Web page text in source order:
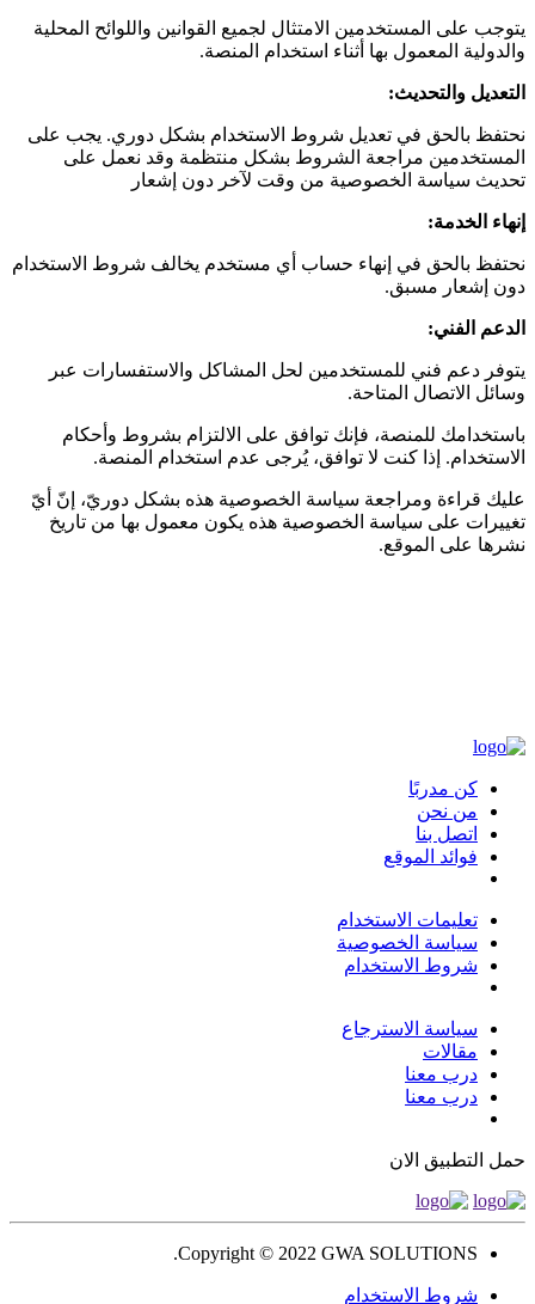
يتوجب على المستخدمين الامتثال لجميع القوانين واللوائح المحلية
والدولية المعمول بها أثناء استخدام المنصة.
التعديل والتحديث:
نحتفظ بالحق في تعديل شروط الاستخدام بشكل دوري. يجب على
المستخدمين مراجعة الشروط بشكل منتظمة وقد نعمل على
تحديث سياسة الخصوصية من وقت لآخر دون إشعار
إنهاء الخدمة:
نحتفظ بالحق في إنهاء حساب أي مستخدم يخالف شروط الاستخدام
دون إشعار مسبق.
الدعم الفني:
يتوفر دعم فني للمستخدمين لحل المشاكل والاستفسارات عبر
وسائل الاتصال المتاحة.
باستخدامك للمنصة، فإنك توافق على الالتزام بشروط وأحكام
الاستخدام. إذا كنت لا توافق، يُرجى عدم استخدام المنصة.
عليك قراءة ومراجعة سياسة الخصوصية هذه بشكل دوريّ، إنّ أيّ
تغييرات على سياسة الخصوصية هذه يكون معمول بها من تاريخ
نشرها على الموقع.
كن مدربًا
من نحن
اتصل بنا
فوائد الموقع
تعليمات الاستخدام
سياسة الخصوصية
شروط الاستخدام
سياسة الاسترجاع
مقالات
درب معنا
درب معنا
حمل التطبيق الان
Copyright © 2022 GWA SOLUTIONS.
شروط الاستخدام